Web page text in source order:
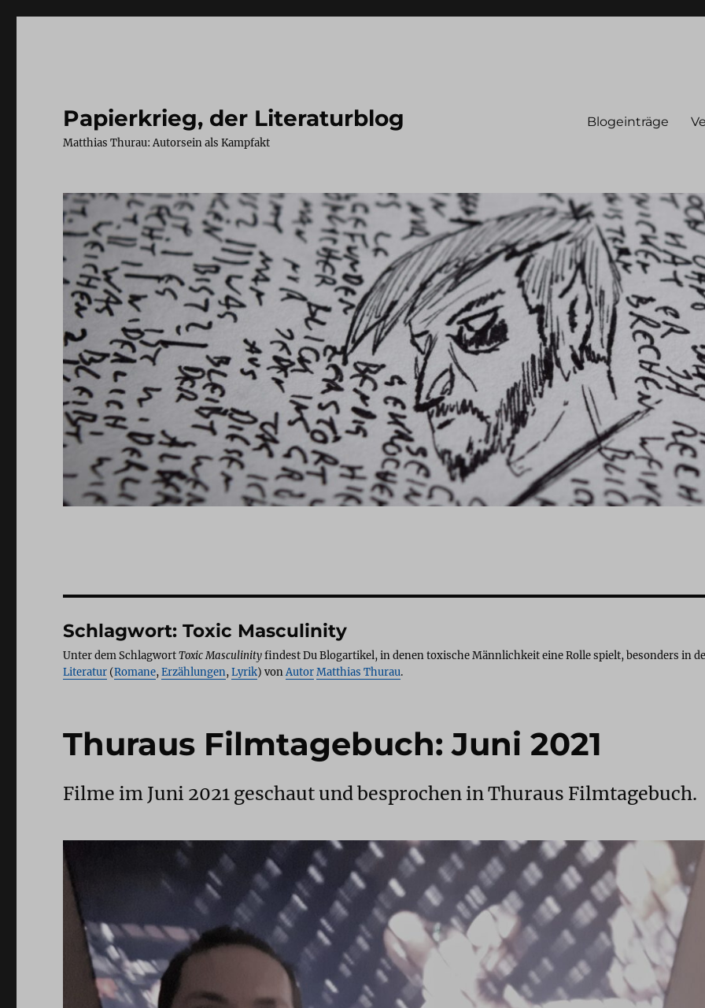
Papierkrieg, der Literaturblog
Matthias Thurau: Autorsein als Kampfakt
Blogeinträge
Schlagwort:Toxic Masculinity
Unter dem SchlagwortToxic Masculinityfindest Du Blogartikel, in denen toxische Männlichkeit eine Rolle spielt, besonders in
Literatur (Romane,Erzählungen,Lyrik) vonAutorMatthias Thurau.
Thuraus Filmtagebuch: Juni 2021
Filme im Juni 2021 geschaut und besprochen in Thuraus Filmtagebuch.